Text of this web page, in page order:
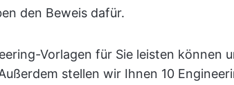
den Beweis dafür.
Vorlagen für Sie leisten können
stellen wir Ihnen 10